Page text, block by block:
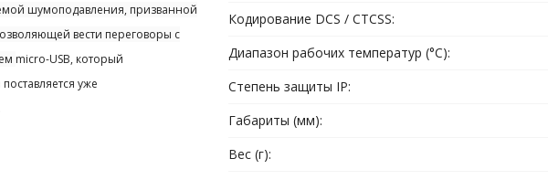
шумоподавления, призванной
вести переговоры с
micro-USB, который
уже
Кодирование DCS / CTCSS:
Диапазон рабочих температур (°C):
Степень защиты IP:
Габариты (мм):
Вес (г):